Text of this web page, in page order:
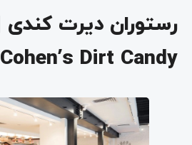
Cohen’s Dirt Candy